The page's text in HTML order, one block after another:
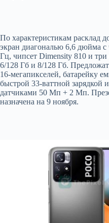
По характеристикам расклад
экран диагональю 6,6 дюйма с
Гц, чипсет Dimensity 810 и
6/128 Гб и 8/128 Гб.
16-мегапикселей, батарейку
быстрой 33-ваттной зарядкой
датчиками 50 Мп + 2 Мп.
назначена на 9 ноября.